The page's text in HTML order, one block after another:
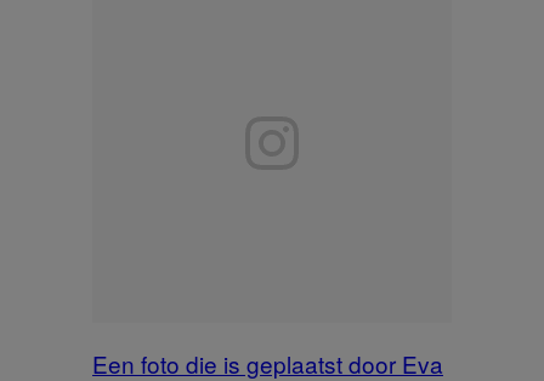
Een foto die is geplaatst door Eva